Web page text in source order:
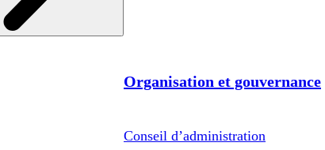
Organisation et gouvernance
Conseil d’administration